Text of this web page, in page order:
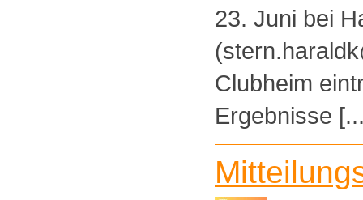
23. Juni bei
Clubheim
Ergebnisse